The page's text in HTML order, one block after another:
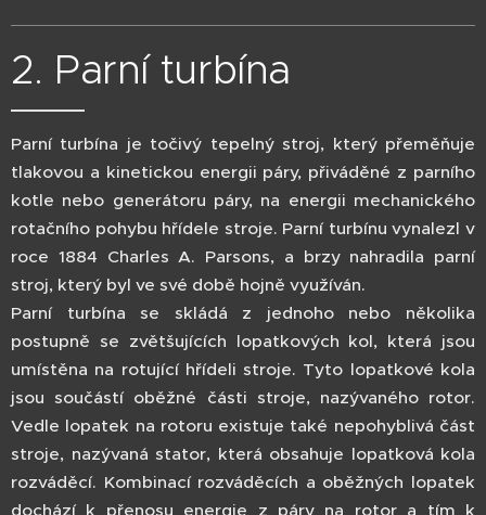
2. Parní turbína
Parní turbína je točivý tepelný stroj, který přeměňuje
tlakovou a kinetickou energii páry, přiváděné z parního
kotle nebo generátoru páry, na energii mechanického
rotačního pohybu hřídele stroje. Parní turbínu vynalezl v
roce 1884 Charles A. Parsons, a brzy nahradila parní
stroj, který byl ve své době hojně využíván.
Parní turbína se skládá z jednoho nebo několika
postupně se zvětšujících lopatkových kol, která jsou
umístěna na rotující hřídeli stroje. Tyto lopatkové kola
jsou součástí oběžné části stroje, nazývaného rotor.
Vedle lopatek na rotoru existuje také nepohyblivá část
stroje, nazývaná stator, která obsahuje lopatková kola
rozváděcí. Kombinací rozváděcích a oběžných lopatek
dochází k přenosu energie z páry na rotor a tím k